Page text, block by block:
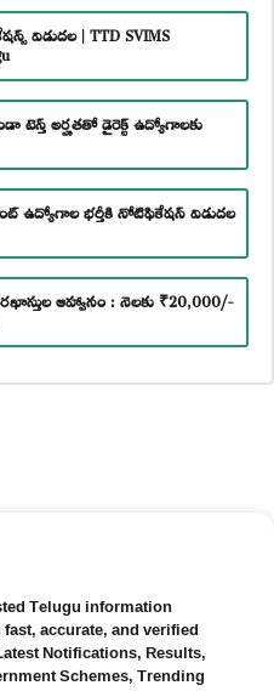
విడుదల | TTD SVIMS
టెన్త్ అర్హతతో డైరెక్ట్ ఉద్యోగాలకు
ఉద్యోగాల భర్తీకి నోటిఫికేషన్ విడుదల
ఆహ్వానం : నెలకు ₹20,000/-
Telugu information
accurate, and verified
Notifications, Results,
Schemes, Trending